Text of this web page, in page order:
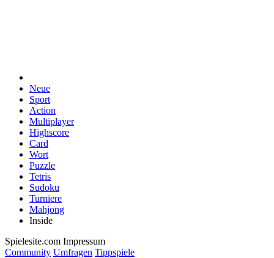
Neue
Sport
Action
Multiplayer
Highscore
Card
Wort
Puzzle
Tetris
Sudoku
Turniere
Mahjong
Inside
Spielesite.com Impressum
Community Umfragen Tippspiele